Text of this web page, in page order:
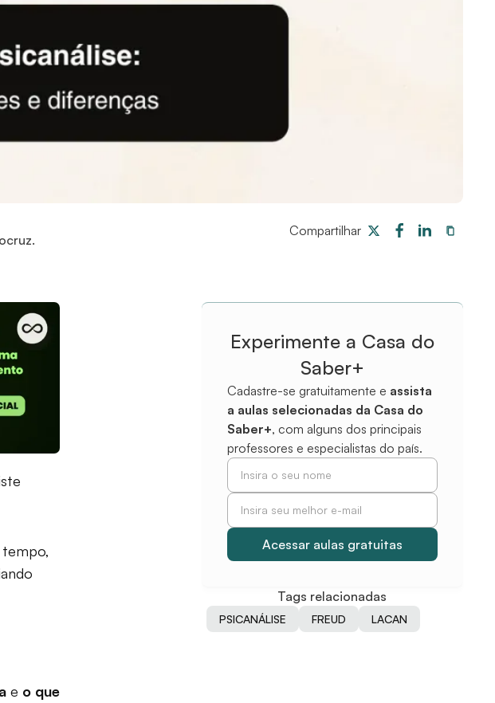
Compartilhar
e o que
Experimente a Casa do
Saber+
Cadastre-se gratuitamente e assista
a aulas selecionadas da Casa do
Saber+, com alguns dos principais
professores e especialistas do país.
Tags relacionadas
PSICANÁLISE FREUD LACAN